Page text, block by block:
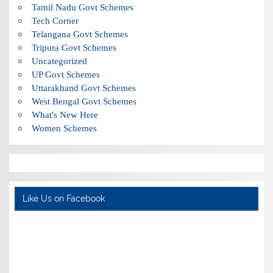
Tamil Nadu Govt Schemes
Tech Corner
Telangana Govt Schemes
Tripura Govt Schemes
Uncategorized
UP Govt Schemes
Uttarakhand Govt Schemes
West Bengal Govt Schemes
What's New Here
Women Schemes
Like Us on Facebook